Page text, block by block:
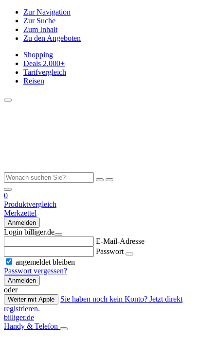
Zur Navigation
Zur Suche
Zum Inhalt
Zu den Angeboten
Shopping
Deals 2.000+
Tarifvergleich
Reisen
0
Produktvergleich
Merkzettel
Anmelden
Login billiger.de
E-Mail-Adresse
Passwort
angemeldet bleiben
Passwort vergessen?
Anmelden
oder
Weiter mit Apple
Sie haben noch kein Konto? Jetzt direkt
registrieren.
billiger.de
Handy & Telefon